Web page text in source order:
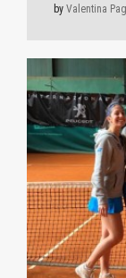
by Valentina